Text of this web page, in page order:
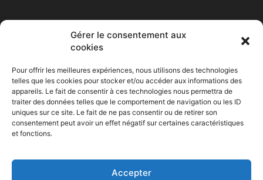
Gérer le consentement aux
cookies
Pour offrir les meilleures expériences, nous utilisons des technologies
telles que les cookies pour stocker et/ou accéder aux informations des
appareils. Le fait de consentir à ces technologies nous permettra de
traiter des données telles que le comportement de navigation ou les ID
uniques sur ce site. Le fait de ne pas consentir ou de retirer son
consentement peut avoir un effet négatif sur certaines caractéristiques
et fonctions.
Accepter
Accueil Economie Entreprises Entrepreneur
Maghreb